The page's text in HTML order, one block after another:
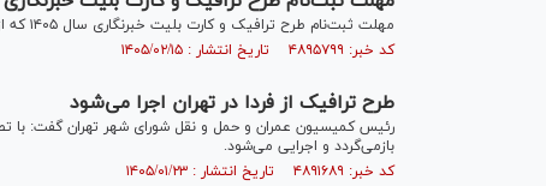
مهلت ثبت‌نام طرح ترافیک و کارت بلیت خبرنگاری سال ۱۴۰۵ که از ۲۴ اسفند در سامانه «شهرزاد» آغاز شده بود، امروز به پایان می‌رسد.
کد خبر: ۴۸۹۵۷۹۹ تاریخ انتشار : ۱۴۰۵/۰۲/۱۵
طرح ترافیک از فردا در تهران اجرا می‌شود
رئیس کمیسیون عمران و حمل و نقل شورای شهر تهران گفت: با
بازمی‌گردد و اجرایی می‌شود.
کد خبر: ۴۸۹۱۶۸۹ تاریخ انتشار : ۱۴۰۵/۰۱/۲۳